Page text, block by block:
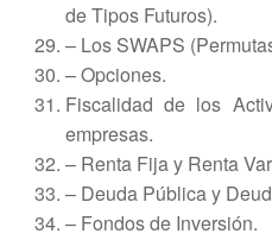
de Tipos Futuros).
– Los SWAPS
– Opciones.
Fiscalidad de los
empresas.
– Renta Fija y Renta
– Deuda Pública y
– Fondos de Inversión.